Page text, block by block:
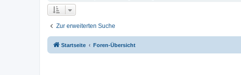
Zur erweiterten Suche
Startseite Foren-Übersicht